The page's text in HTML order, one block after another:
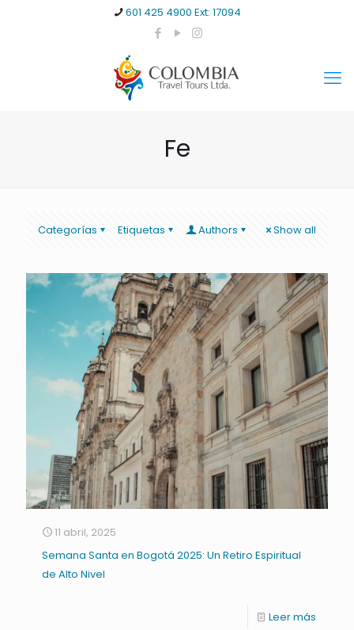
601 425 4900 Ext: 17094
Fe
Categorías Etiquetas Authors Show all
11 abril, 2025
Semana Santa en Bogotá 2025: Un Retiro Espiritual
de Alto Nivel
Leer más